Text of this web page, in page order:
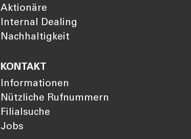
Aktionäre
Internal Dealing
Nachhaltigkeit
KONTAKT
Informationen
Nützliche Rufnummern
Filialsuche
Jobs